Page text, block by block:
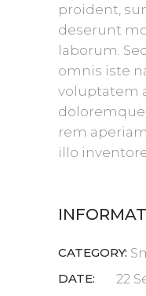
proident,
deserunt
laborum.
omnis iste
voluptatem
rem
illo
CATEGORY:
DATE: 22